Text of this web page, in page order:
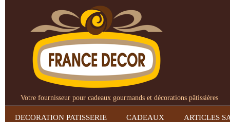
Votre fournisseur pour cadeaux gourmands et décorations pâtissières
DECORATION PATISSERIE CADEAUX ARTICLES